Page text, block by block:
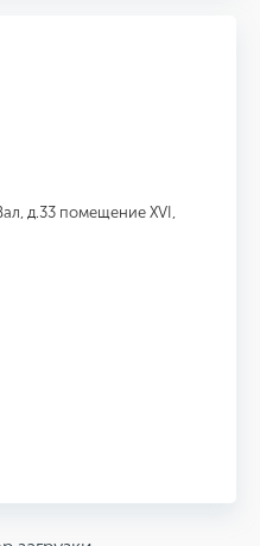
д.33 помещение XVI,